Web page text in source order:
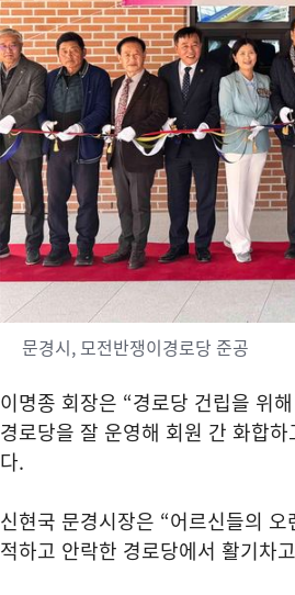
문경시, 모전반쟁이경로당 준공
이명종 회장은 “경로당 건립을 위
경로당을 잘 운영해 회원 간 화합
다.
신현국 문경시장은 “어르신들의
적하고 안락한 경로당에서 활기차